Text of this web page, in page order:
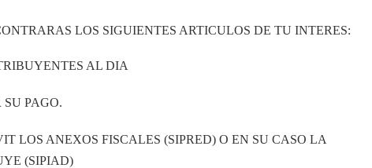
LOS SIGUIENTES ARTICULOS DE TU INTERES:
AL DIA
PAGO.
LOS ANEXOS FISCALES (SIPRED) O EN SU CASO LA
(SIPIAD)